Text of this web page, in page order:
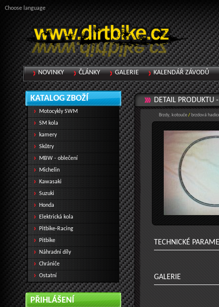
DETAIL PRODUKTU
Brzdy, kotouče/ brzdová
TECHNICKÉ
GALERIE
KATALOG ZBOŽÍ
Motocykly SWM
SM kola
kamery
Skůtry
MBW - oblečení
Michelin
Kawasaki
Suzuki
Honda
Elektrická kola
Pitbike-Racing
Pitbike
Náhradní díly
Chrániče
Ostatní
PŘIHLÁŠENÍ
NOVINKY ČLÁNKY GALERIE KALENDÁŘ ZÁVODŮ
Choose language